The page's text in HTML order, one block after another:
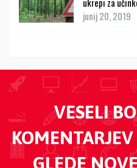
junij 20, 2019
VESELI
GLEDE